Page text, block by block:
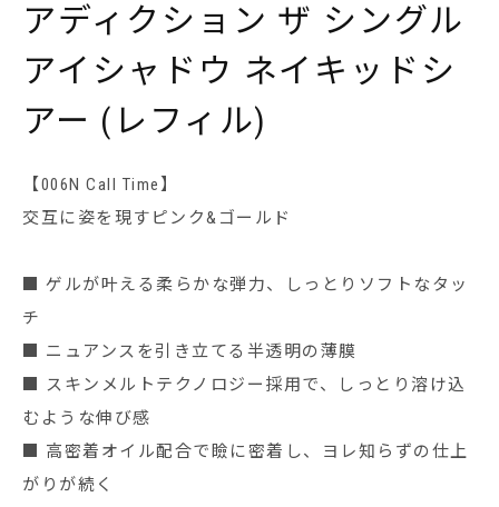
アディクション ザ シングル
アイシャドウ ネイキッドシ
アー (レフィル)
【006N Call Time】
交互に姿を現すピンク&ゴールド
■ ゲルが叶える柔らかな弾力、しっとりソフトなタッ
チ
■ ニュアンスを引き立てる半透明の薄膜
■ スキンメルトテクノロジー採用で、しっとり溶け込
むような伸び感
■ 高密着オイル配合で瞼に密着し、ヨレ知らずの仕上
がりが続く